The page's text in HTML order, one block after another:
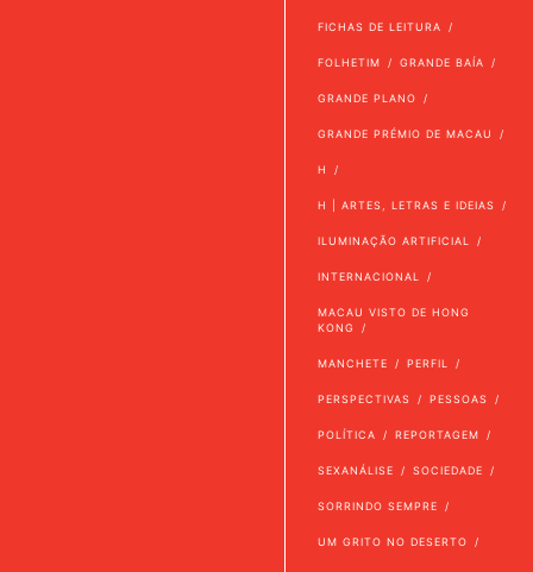
FICHAS DE LEITURA
FOLHETIM GRANDE BAÍA
GRANDE PLANO
GRANDE PRÉMIO DE MACAU
H
H | ARTES, LETRAS E IDEIAS
ILUMINAÇÃO ARTIFICIAL
INTERNACIONAL
MACAU VISTO DE HONG
KONG
MANCHETE PERFIL
PERSPECTIVAS PESSOAS
POLÍTICA REPORTAGEM
SEXANÁLISE SOCIEDADE
SORRINDO SEMPRE
UM GRITO NO DESERTO